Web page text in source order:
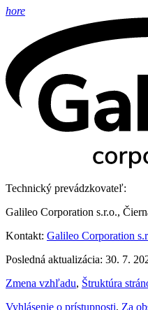
hore
Technický prevádzkovateľ:
Galileo Corporation s.r.o.,
Kontakt: Galileo Corporation
Posledná aktualizácia: 30. 7.
Zmena vzhľadu, Štruktúra
Vyhlásenie o prístupnosti, Za